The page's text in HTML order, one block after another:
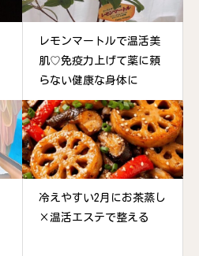
レモンマートルで温活美
肌♡免疫力上げて薬に頼
らない健康な身体に
冷えやすい2月にお茶蒸し
×温活エステで整える